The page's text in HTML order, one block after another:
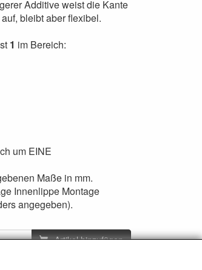
Additive weist die Kante
bleibt aber flexibel.
1 im Bereich:
um EINE
Maße in mm.
Innenlippe Montage
angegeben).
Artikel hinzufügen